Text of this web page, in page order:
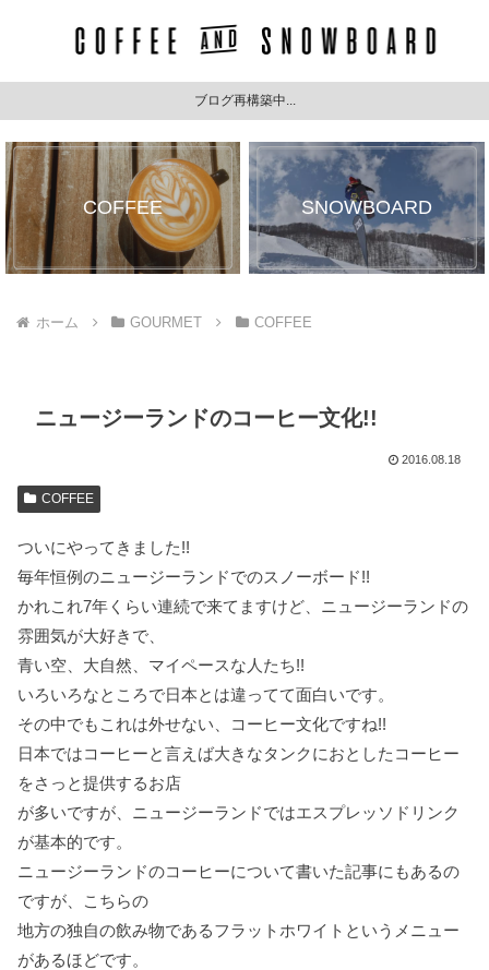
ブログ再構築中...
COFFEE SNOWBOARD
ホーム GOURMET COFFEE
ニュージーランドのコーヒー文化!!
2016.08.18
COFFEE
ついにやってきました!!
毎年恒例のニュージーランドでのスノーボード!!
かれこれ7年くらい連続で来てますけど、ニュージーランドの
雰囲気が大好きで、
青い空、大自然、マイペースな人たち!!
いろいろなところで日本とは違ってて面白いです。
その中でもこれは外せない、コーヒー文化ですね!!
日本ではコーヒーと言えば大きなタンクにおとしたコーヒー
をさっと提供するお店
が多いですが、ニュージーランドではエスプレッソドリンク
が基本的です。
ニュージーランドのコーヒーについて書いた記事にもあるの
ですが、こちらの
地方の独自の飲み物であるフラットホワイトというメニュー
があるほどです。